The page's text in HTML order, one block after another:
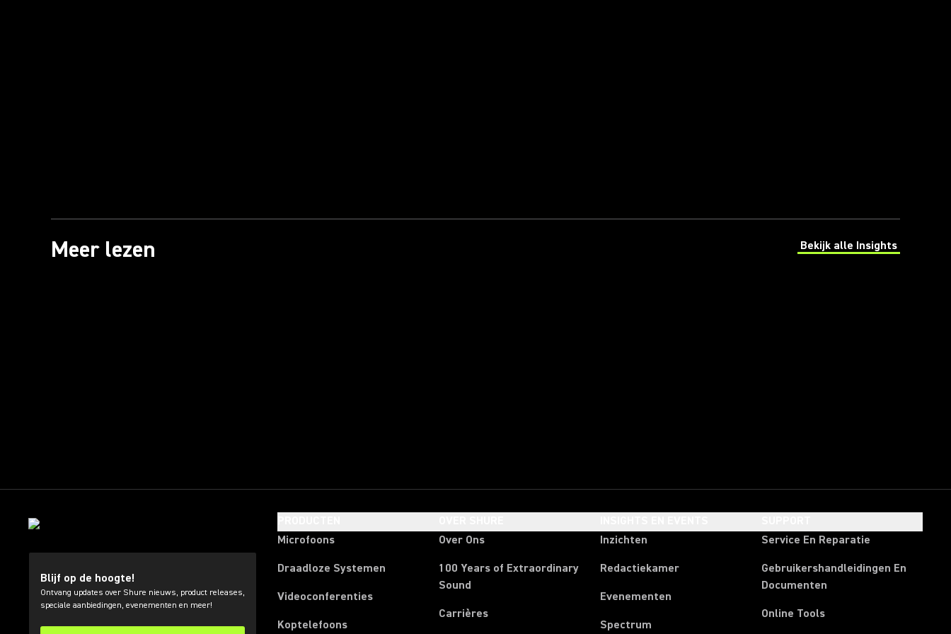
Meer lezen Bekijk alle Insights
(Opens in a new tab)
Blijf op de hoogte!
Ontvang updates over Shure nieuws, product releases,
speciale aanbiedingen, evenementen en meer!
Microfoons
Draadloze Systemen
Videoconferenties
Koptelefoons
Over Ons
100 Years of Extraordinary
Sound
Carrières
Inzichten
Redactiekamer
Evenementen
Spectrum
Service En Reparatie
Gebruikershandleidingen En
Documenten
Online Tools